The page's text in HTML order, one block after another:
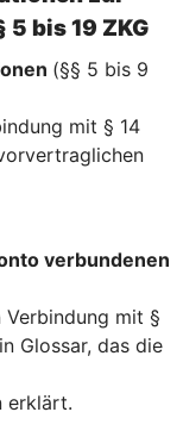
bis 19 ZKG
(§§ 5 bis 9
mit § 14
verbundenen
Verbindung mit §
Glossar, das die
erklärt.